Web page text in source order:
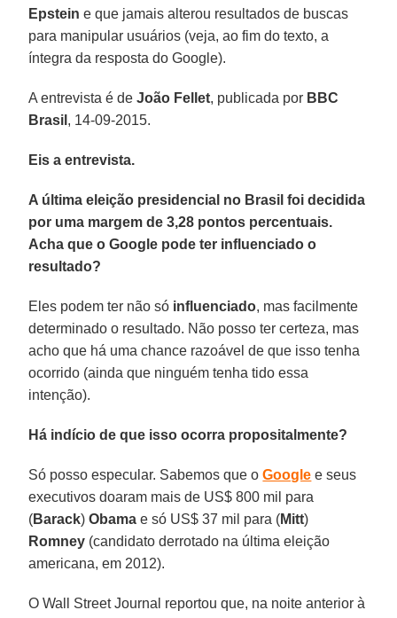
Epstein e que jamais alterou resultados de buscas
para manipular usuários (veja, ao fim do texto, a
íntegra da resposta do Google).
A entrevista é deJoão Fellet, publicada por BBC
Brasil , 14-09-2015.
Eis a entrevista.
A última eleição presidencial no Brasil foi decidida
por uma margem de 3,28 pontos percentuais.
Acha que o Google pode ter influenciado o
resultado?
Eles podem ter não só influenciado, mas facilmente
determinado o resultado. Não posso ter certeza, mas
acho que há uma chance razoável de que isso tenha
ocorrido (ainda que ninguém tenha tido essa
intenção).
Há indício de que isso ocorra propositalmente?
Só posso especular. Sabemos que oGoogle e seus
executivos doaram mais de US$ 800 mil para
(Barack)Obama e só US$ 37 mil para (Mitt)
Romney (candidato derrotado na última eleição
americana, em 2012).
O Wall Street Journal reportou que, na noite anterior à